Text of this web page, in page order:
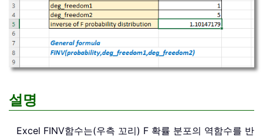
설명
Excel FINV함수는(우측 꼬리) F 확률 분포의 역함수를 반